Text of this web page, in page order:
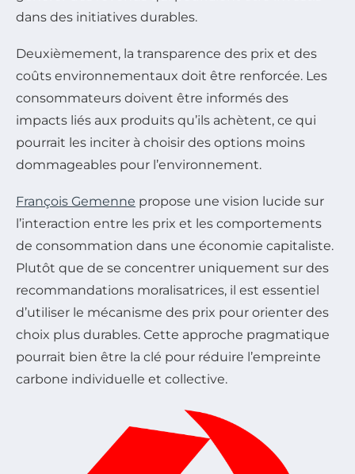
dans des initiatives durables.
Deuxièmement, la transparence des prix et des
coûts environnementaux doit être renforcée. Les
consommateurs doivent être informés des
impacts liés aux produits qu’ils achètent, ce qui
pourrait les inciter à choisir des options moins
dommageables pour l’environnement.
François Gemenne propose une vision lucide sur
l’interaction entre les prix et les comportements
de consommation dans une économie capitaliste.
Plutôt que de se concentrer uniquement sur des
recommandations moralisatrices, il est essentiel
d’utiliser le mécanisme des prix pour orienter des
choix plus durables. Cette approche pragmatique
pourrait bien être la clé pour réduire l’empreinte
carbone individuelle et collective.